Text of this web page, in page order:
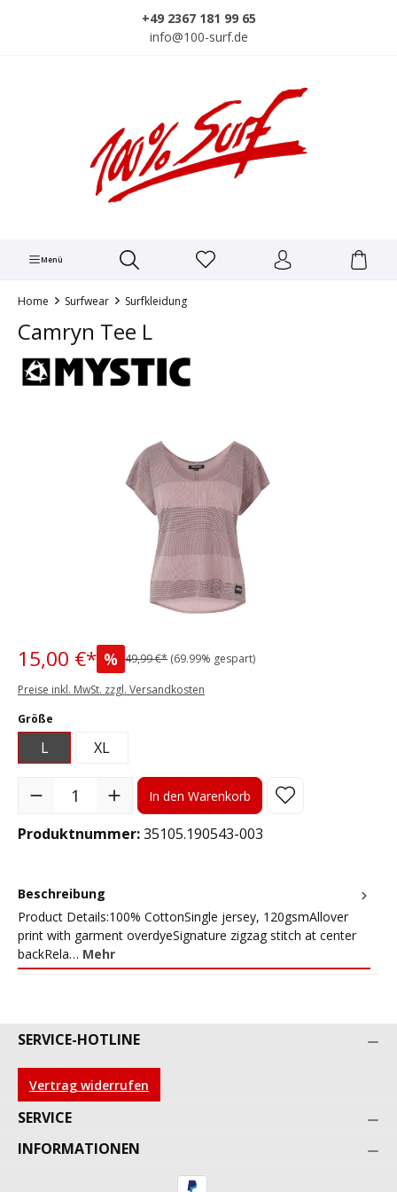
+49 2367 181 99 65
info@100-surf.de
Menü
Home Surfwear Surfkleidung
Camryn Tee L
Bildergalerie überspringen
15,00 €* % 49,99 €* (69.99% gespart)
Preise inkl. MwSt. zzgl. Versandkosten
Größe
L XL
Produkt Anzahl: Gib den gewünschten Wert ein oder benutze
In den Warenkorb
Produktnummer:35105.190543-003
Beschreibung
Product Details:100% CottonSingle jersey, 120gsmAllover
print with garment overdyeSignature zigzag stitch at center
backRela… Mehr
SERVICE-HOTLINE
Vertrag widerrufen
SERVICE
INFORMATIONEN